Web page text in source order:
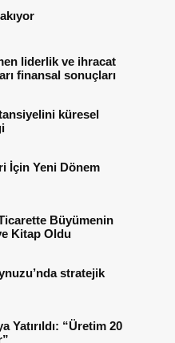
liderlik ve ihracat
finansal sonuçları
küresel
İçin Yeni Dönem
Ticarette Büyümenin
Kitap Oldu
stratejik
Yatırıldı: “Üretim 20